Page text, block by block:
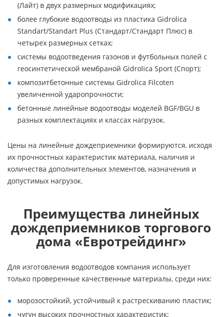
(Лайт) в двух размерных модификациях;
более глубокие водоотводы из пластика Gidrolica
Standart/Standart Plus (Стандарт/Стандарт Плюс) в
четырех размерных сетках;
системы водоотведения газонов и футбольных полей с
геосинтетической мембраной Gidrolica Sport (Спорт);
композитбетонные системы Gidrolica Filcoten
увеличенной ударопрочности;
бетонные линейные водоотводы моделей BGF/BGU в
разных комплектациях и классах нагрузок.
Цены на линейные дождеприемники формируются, исходя
их прочностных характеристик материала, наличия и
количества дополнительных элементов, назначения и
допустимых нагрузок.
Преимущества линейных
дождеприемников торгового
дома «Евротрейдинг»
Для изготовления водоотводов компания использует
только проверенные качественные материалы, среди них:
морозостойкий, устойчивый к растрескиванию пластик;
чугун высоких прочностных характеристик;